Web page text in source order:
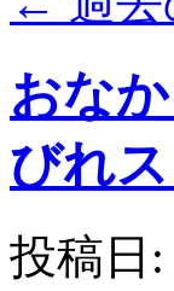
おな
びれ
投稿日: